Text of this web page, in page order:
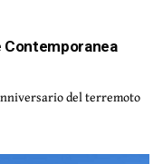
Contemporanea
del terremoto